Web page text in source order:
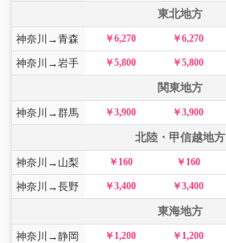
東北地方
神奈川→青森 ￥6,270 ￥6,270
神奈川→岩手 ￥5,800 ￥5,800
関東地方
神奈川→群馬 ￥3,900 ￥3,900
北陸・甲信越地方
神奈川→山梨 ￥160 ￥160
神奈川→長野 ￥3,400 ￥3,400
東海地方
神奈川→静岡 ￥1,200 ￥1,200